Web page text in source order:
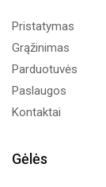
Pristatymas
Grąžinimas
Parduotuvės
Paslaugos
Kontaktai
Gėlės